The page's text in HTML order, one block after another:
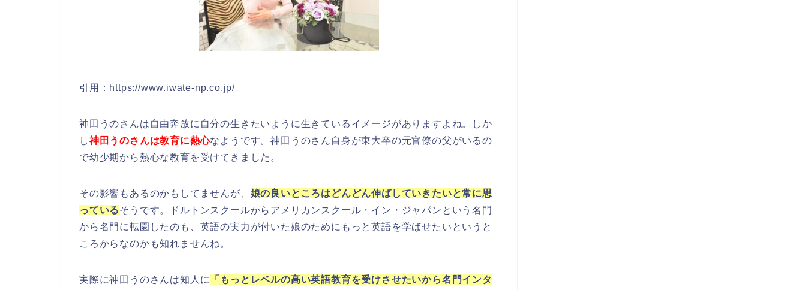
引用：https://www.iwate-np.co.jp/
神田うのさんは自由奔放に自分の生きたいように生きているイメージがありますよね。しか
し神田うのさんは教育に熱心なようです。神田うのさん自身が東大卒の元官僚の父がいるの
で幼少期から熱心な教育を受けてきました。
その影響もあるのかもしてませんが、 娘の良いところはどんどん伸ばしていきたいと常に思
っているそうです。ドルトンスクールからアメリカンスクール・イン・ジャパンという名門
から名門に転園したのも、英語の実力が付いた娘のためにもっと英語を学ばせたいというと
ころからなのかも知れませんね。
実際に神田うのさんは知人に 「 もっとレベルの高い英語教育を受けさせたいから名門インタ